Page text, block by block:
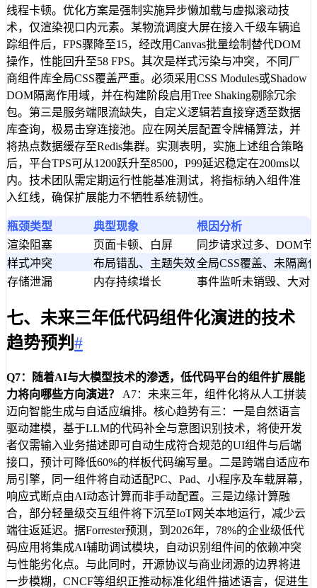
线程卡顿。优化方案是强制实施异步懒加载与虚拟滚动技
术，仅渲染视口内元素。某物流调度大屏在接入千级车辆追
踪组件后，FPS骤降至15，经改用Canvas批量绘制替代DOM
操作，性能回升至58 FPS。其次是样式污染与冲突，不同厂
商组件库全局CSS覆盖严重。必须采用CSS Modules或Shadow
DOM隔离作用域，并在构建阶段启用Tree Shaking剔除冗余
包。第三是服务端限流缺失，自定义逻辑若直接穿透至数据
库查询，极易击穿连接池。应在网关层配置令牌桶算法，并
将热点数据缓存至Redis集群。实测表明，实施上述组合策略
后，平台TPS可从1200跃升至8500，P99延迟稳定在200ms以
内。技术团队需定期运行性能基准测试，将指标纳入组件准
入红线，确保扩展能力不牺牲系统韧性。
瓶颈类型 典型现象
根因分析
渲染阻塞
页面卡顿、白屏
同步请求过多、DOM
样式冲突
布局错乱、主题失效全局CSS覆盖、未隔离
存储泄漏
内存持续增长 事件监听未销毁、大对
七、未来三年低代码组件化演进的技术
趋势预判 #
Q7：随着AI与大模型技术的渗透，低代码平台的组件扩展能
力将向哪些方向演进？
A7：未来三年，组件化将从人工拼装
迈向智能生成与自适应编排。核心趋势有三：一是自然语言
驱动建模，基于LLM的代码补全与意图识别技术，将使开发
者仅需输入业务描述即可自动生成符合规范的UI组件与后端
接口，预计可降低60%的样板代码编写量。二是跨端自适应布
局引擎，同一组件将自动适配PC、Pad、小程序及车载屏幕，
响应式断点由AI动态计算而非手动配置。三是边缘计算融
合，部分轻量级交互组件将下沉至IoT网关本地运行，减少云
端往返延迟。据Forrester预测，到2026年，78%的企业级低代
码应用将集成AI辅助调试模块，自动识别组件间的依赖冲突
与性能劣化点。与此同时，开源协议与商业闭源的边界将进
一步模糊，CNCF等组织正推动标准化组件描述语言，促进生